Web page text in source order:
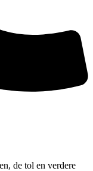
de tol en verdere